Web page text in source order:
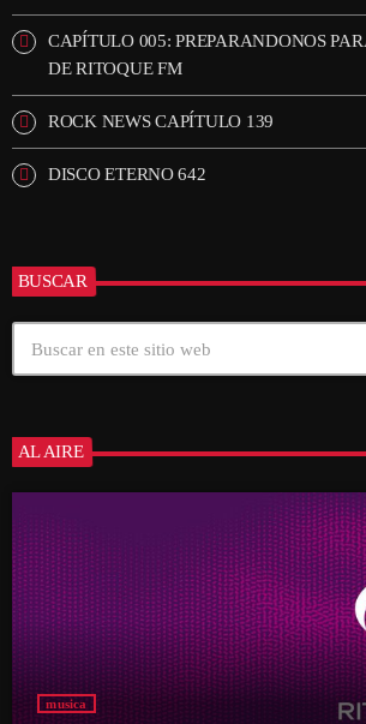
CAPÍTULO 005: PREPARANDONOS
DE RITOQUE FM
ROCK NEWS CAPÍTULO 139
DISCO ETERNO 642
BUSCAR
AL AIRE
musica